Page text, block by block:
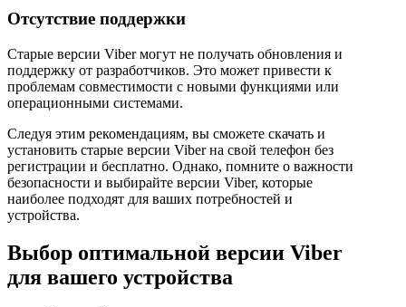
Отсутствие поддержки
Старые версии Viber могут не получать обновления и
поддержку от разработчиков. Это может привести к
проблемам совместимости с новыми функциями или
операционными системами.
Следуя этим рекомендациям, вы сможете скачать и
установить старые версии Viber на свой телефон без
регистрации и бесплатно. Однако, помните о важности
безопасности и выбирайте версии Viber, которые
наиболее подходят для ваших потребностей и
устройства.
Выбор оптимальной версии Viber
для вашего устройства